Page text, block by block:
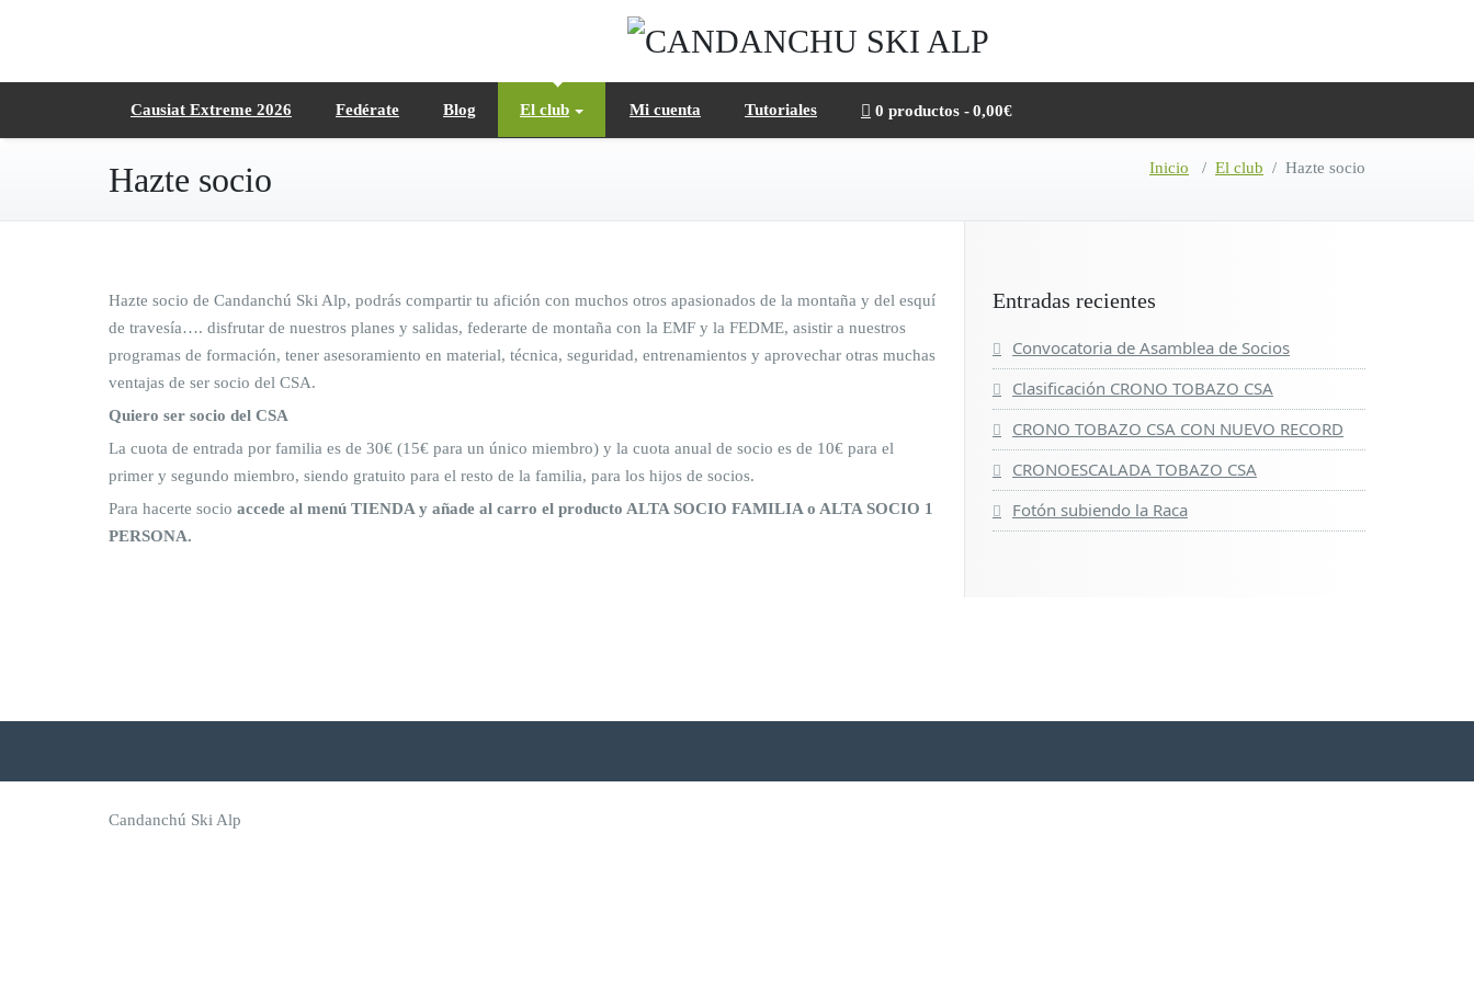
Causiat Extreme 2026 Fedérate Blog El club Mi cuenta Tutoriales 0 productos 0,00€
Hazte socio Inicio / El club / Hazte socio
Hazte socio de Candanchú Ski Alp, podrás compartir tu afición con muchos otros apasionados de la montaña y del esquí
de travesía…. disfrutar de nuestros planes y salidas, federarte de montaña con la EMF y la FEDME, asistir a nuestros
programas de formación, tener asesoramiento en material, técnica, seguridad, entrenamientos y aprovechar otras muchas
ventajas de ser socio del CSA.
Quiero ser socio del CSA
La cuota de entrada por familia es de 30€ (15€ para un único miembro) y la cuota anual de socio es de 10€ para el
primer y segundo miembro, siendo gratuito para el resto de la familia, para los hijos de socios.
Para hacerte socio accede al menú TIENDA y añade al carro el producto ALTA SOCIO FAMILIA o ALTA SOCIO 1
PERSONA.
Entradas recientes
Convocatoria de Asamblea de Socios
Clasificación CRONO TOBAZO CSA
CRONO TOBAZO CSA CON NUEVO RECORD
CRONOESCALADA TOBAZO CSA
Fotón subiendo la Raca
Candanchú Ski Alp